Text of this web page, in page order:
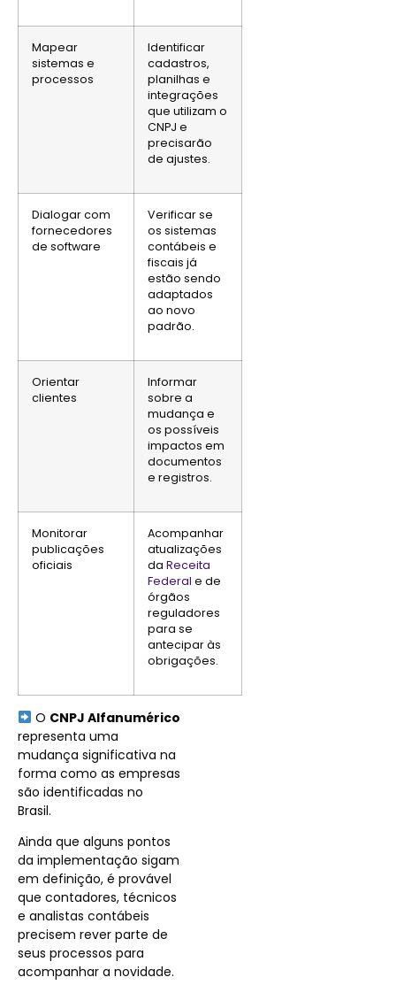
Mapear
sistemas e
processos
Identificar
cadastros,
planilhas e
integrações
que utilizam o
CNPJ e
precisarão
de ajustes.
Dialogar com
fornecedores
de software
Verificar se
os sistemas
contábeis e
fiscais já
estão sendo
adaptados
ao novo
padrão.
Orientar
clientes
Informar
sobre a
mudança e
os possíveis
impactos em
documentos
e registros.
Monitorar
publicações
oficiais
Acompanhar
atualizações
da Receita
Federal e de
órgãos
reguladores
para se
antecipar às
obrigações.
O CNPJ Alfanumérico
representa uma
mudança significativa na
forma como as empresas
são identificadas no
Brasil.
Ainda que alguns pontos
da implementação sigam
em definição, é provável
que contadores, técnicos
e analistas contábeis
precisem rever parte de
seus processos para
acompanhar a novidade.